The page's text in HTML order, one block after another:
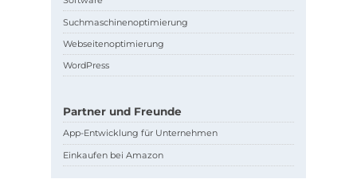
Suchmaschinenoptimierung
Webseitenoptimierung
WordPress
Partner und Freunde
App-Entwicklung für Unternehmen
Einkaufen bei Amazon